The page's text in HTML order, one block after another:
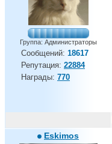
Группа: Администраторы
Сообщений: 18617
Репутация: 22884
Награды: 770
Eskimos